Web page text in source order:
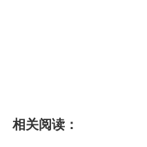
相关阅读：